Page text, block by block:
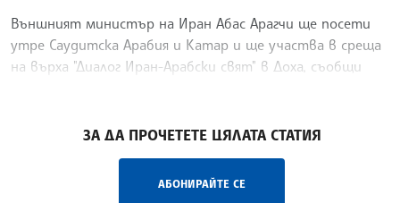
Външният министър на Иран Абас Арагчи ще посети
утре Саудитска Арабия и Катар и ще участва в среща
на върха "Диалог Иран-Арабски свят" в Доха, съобщи
ЗА ДА ПРОЧЕТЕТЕ ЦЯЛАТА СТАТИЯ
АБОНИРАЙТЕ СЕ